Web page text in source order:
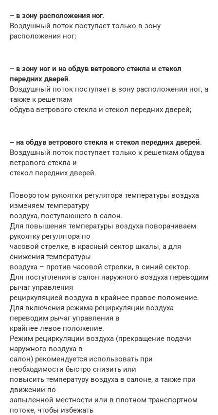
– в зону расположения ног.
Воздушный поток поступает только в зону
расположения ног;
– в зону ног и на обдув ветрового стекла и стекол
передних дверей.
Воздушный поток поступает в зону расположения ног, а
также к решеткам
обдува ветрового стекла и стекол передних дверей;
– на обдув ветрового стекла и стекол передних дверей.
Воздушный поток поступает только к решеткам обдува
ветрового стекла и
стекол передних дверей.
Поворотом рукоятки регулятора температуры воздуха
изменяем температуру
воздуха, поступающего в салон.
Для повышения температуры воздуха поворачиваем
рукоятку регулятора по
часовой стрелке, в красный сектор шкалы, а для
снижения температуры
воздуха – против часовой стрелки, в синий сектор.
Для поступления в салон наружного воздуха переводим
рычаг управления
рециркуляцией воздуха в крайнее правое положение.
Для включения режима рециркуляции воздуха
переводим рычаг управления в
крайнее левое положение.
Режим рециркуляции воздуха (прекращение подачи
наружного воздуха в
салон) рекомендуется использовать при
необходимости быстро снизить или
повысить температуру воздуха в салоне, а также при
движении по
запыленной местности или в плотном транспортном
потоке, чтобы избежать